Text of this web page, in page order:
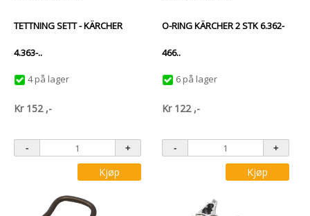
TETTNING SETT - KÄRCHER
4.363-..
4 på lager
Kr 152 ,-
Kjøp
O-RING KÄRCHER 2 STK 6.362-
466..
6 på lager
Kr 122 ,-
Kjøp